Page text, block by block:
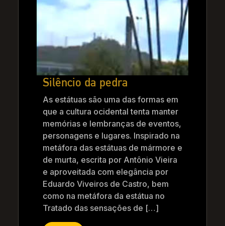
Silêncio da pedra
As estátuas são uma das formas em
que a cultura ocidental tenta manter
memórias e lembranças de eventos,
personagens e lugares. Inspirado na
metáfora das estátuas de mármore e
de murta, escrita por Antônio Vieira
e aproveitada com elegância por
Eduardo Viveiros de Castro, bem
como na metáfora da estátua no
Tratado das sensações de […]